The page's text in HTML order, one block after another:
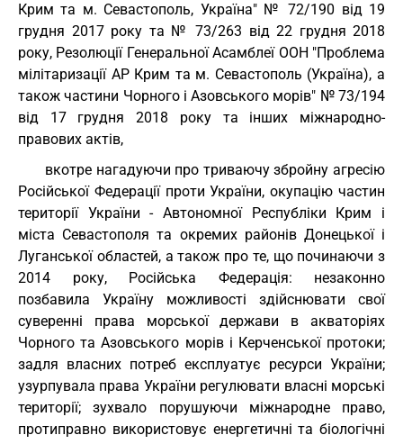
Крим та м. Севастополь, Україна" № 72/190 від 19
грудня 2017 року та № 73/263 від 22 грудня 2018
року, Резолюції Генеральної Асамблеї ООН "Проблема
мілітаризації АР Крим та м. Севастополь (Україна), а
також частини Чорного і Азовського морів" № 73/194
від 17 грудня 2018 року та інших міжнародно-
правових актів,
вкотре нагадуючи про триваючу збройну агресію
Російської Федерації проти України, окупацію частин
території України - Автономної Республіки Крим і
міста Севастополя та окремих районів Донецької і
Луганської областей, а також про те, що починаючи з
2014 року, Російська Федерація: незаконно
позбавила Україну можливості здійснювати свої
суверенні права морської держави в акваторіях
Чорного та Азовського морів і Керченської протоки;
задля власних потреб експлуатує ресурси України;
узурпувала права України регулювати власні морські
території; зухвало порушуючи міжнародне право,
протиправно використовує енергетичні та біологічні